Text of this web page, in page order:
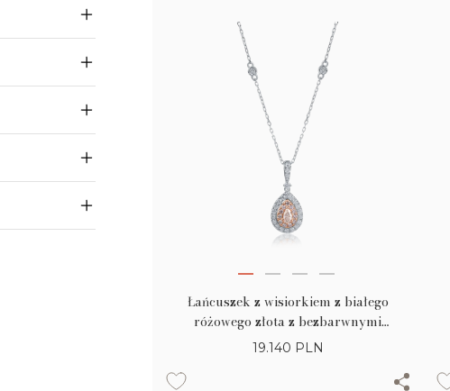
Łańcuszek z wisiorkiem z białego
różowego złota z bezbarwnymi
diamentami o masie 0.31ct i różowymi
19.140 PLN